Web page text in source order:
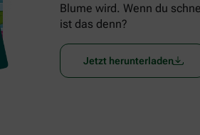
Blume wird. Wenn du
ist das denn?
Jetzt herunterladen